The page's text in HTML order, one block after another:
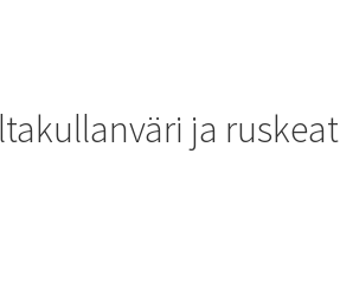
ja ruskeat